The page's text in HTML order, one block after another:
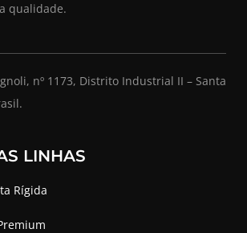
qualidade.
nº 1173, Distrito Industrial II – Santa
LINHAS
Rígida